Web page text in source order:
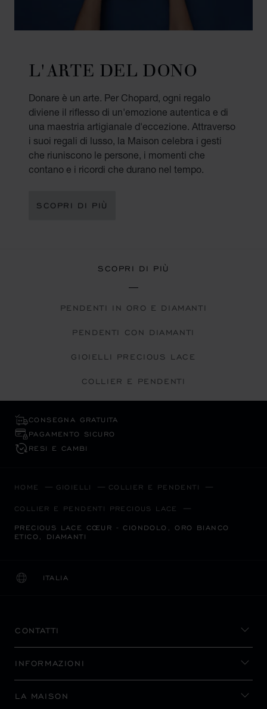
L'ARTE DEL DONO
Donare è un arte. Per Chopard, ogni regalo
diviene il riflesso di un'emozione autentica e di
una maestria artigianale d'eccezione. Attraverso
i suoi regali di lusso, la Maison celebra i gesti
che riuniscono le persone, i momenti che
contano e i ricordi che durano nel tempo.
SCOPRI DI PIÙ
SCOPRI DI PIÙ
PENDENTI IN ORO E DIAMANTI
PENDENTI CON DIAMANTI
GIOIELLI PRECIOUS LACE
COLLIER E PENDENTI
CONSEGNA GRATUITA
PAGAMENTO SICURO
RESI E CAMBI
HOME GIOIELLI COLLIER E PENDENTI
COLLIER E PENDENTI PRECIOUS LACE
PRECIOUS LACE CŒUR - CIONDOLO, ORO BIANCO
ETICO, DIAMANTI
ITALIA
LOCALIZZAZIONE (CAMBIA PAESE)
CAMBIA PAESE
CONTATTI
INFORMAZIONI
LA MAISON